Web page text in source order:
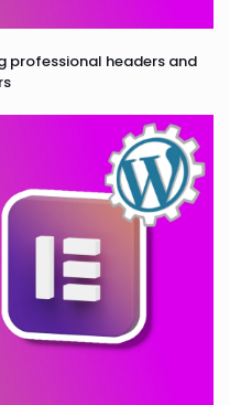
professional headers and